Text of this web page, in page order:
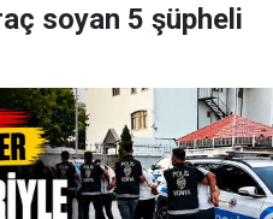
soyan 5 şüpheli